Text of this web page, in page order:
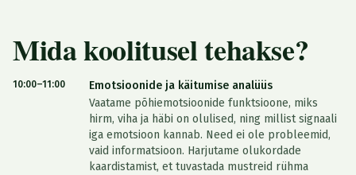
Mida koolitusel tehakse?
10:00–11:00
Emotsioonide ja käitumise analüüs
Vaatame põhiemotsioonide funktsioone, miks
hirm, viha ja häbi on olulised, ning millist signaali
iga emotsioon kannab. Need ei ole probleemid,
vaid informatsioon. Harjutame olukordade
kaardistamist, et tuvastada mustreid rühma